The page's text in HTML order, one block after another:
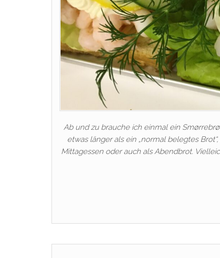
Ab und zu brauche ich einmal ein
etwas länger als ein „normal belegtes
Mittagessen oder auch als Abendbrot.